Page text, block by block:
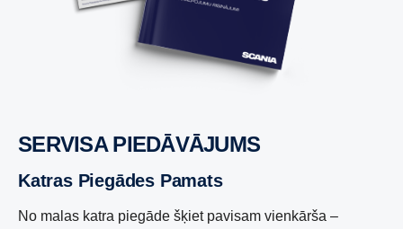
SERVISA PIEDĀVĀJUMS
Katras Piegādes Pamats
No malas katra piegāde šķiet pavisam vienkārša –